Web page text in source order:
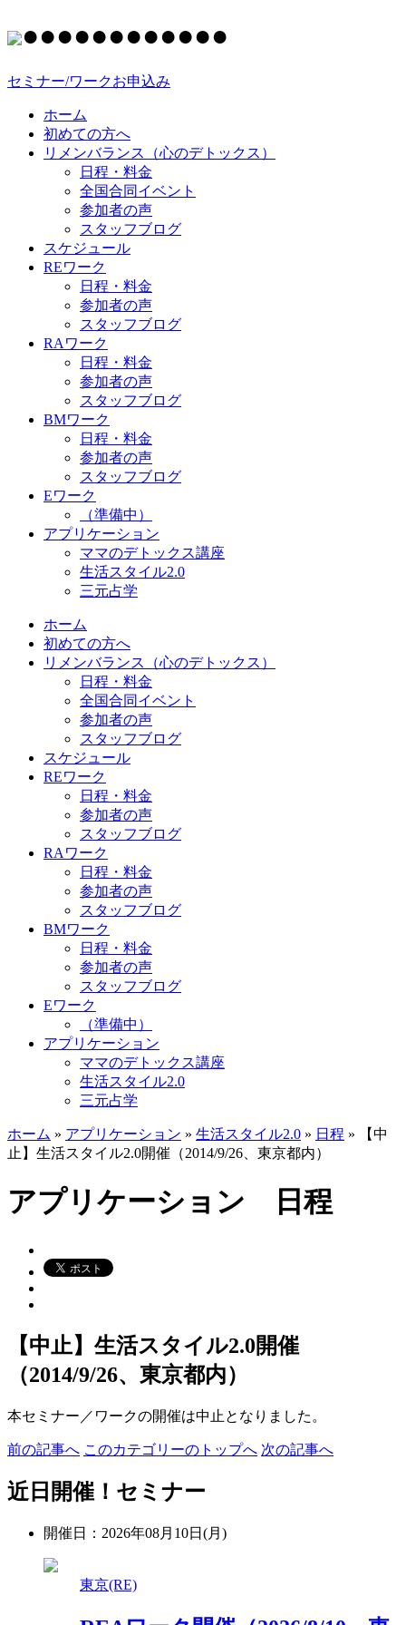
●●●●●●●●●●●●
セミナー/ワークお申込み
ホーム
初めての方へ
リメンバランス（心のデトックス）
日程・料金
全国合同イベント
参加者の声
スタッフブログ
スケジュール
REワーク
日程・料金
参加者の声
スタッフブログ
RAワーク
日程・料金
参加者の声
スタッフブログ
BMワーク
日程・料金
参加者の声
スタッフブログ
Eワーク
（準備中）
アプリケーション
ママのデトックス講座
生活スタイル2.0
三元占学
ホーム
初めての方へ
リメンバランス（心のデトックス）
日程・料金
全国合同イベント
参加者の声
スタッフブログ
スケジュール
REワーク
日程・料金
参加者の声
スタッフブログ
RAワーク
日程・料金
参加者の声
スタッフブログ
BMワーク
日程・料金
参加者の声
スタッフブログ
Eワーク
（準備中）
アプリケーション
ママのデトックス講座
生活スタイル2.0
三元占学
ホーム » アプリケーション » 生活スタイル2.0 » 日程 »
【中
止】生活スタイル2.0開催（2014/9/26、東京都内）
アプリケーション 日程
【中止】生活スタイル2.0開催
（2014/9/26、東京都内）
本セミナー／ワークの開催は中止となりました。
前の記事へ このカテゴリーのトップへ 次の記事へ
近日開催！セミナー
開催日：2026年08月10日(月)
東京(RE)